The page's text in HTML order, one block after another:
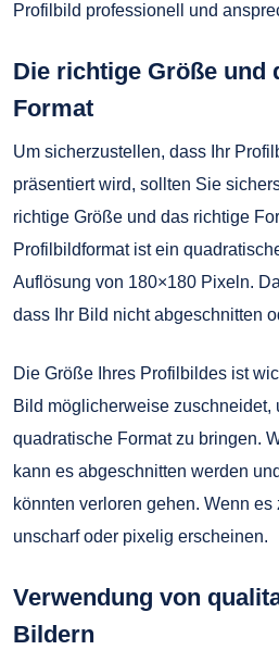
Profilbild professionell und
Die richtige Größe und
Format
Um sicherzustellen, dass Ihr
präsentiert wird, sollten Sie
richtige Größe und das richtige
Profilbildformat ist ein
Auflösung von 180×180 Pixeln.
dass Ihr Bild nicht abgeschnitten
Die Größe Ihres Profilbildes ist
Bild möglicherweise zuschneidet,
quadratische Format zu bringen.
kann es abgeschnitten werden
könnten verloren gehen. Wenn
unscharf oder pixelig erscheinen.
Verwendung von
Bildern